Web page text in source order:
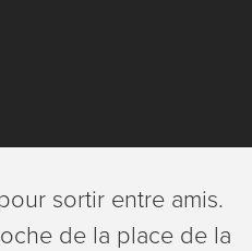
sortir entre amis.
de la place de la